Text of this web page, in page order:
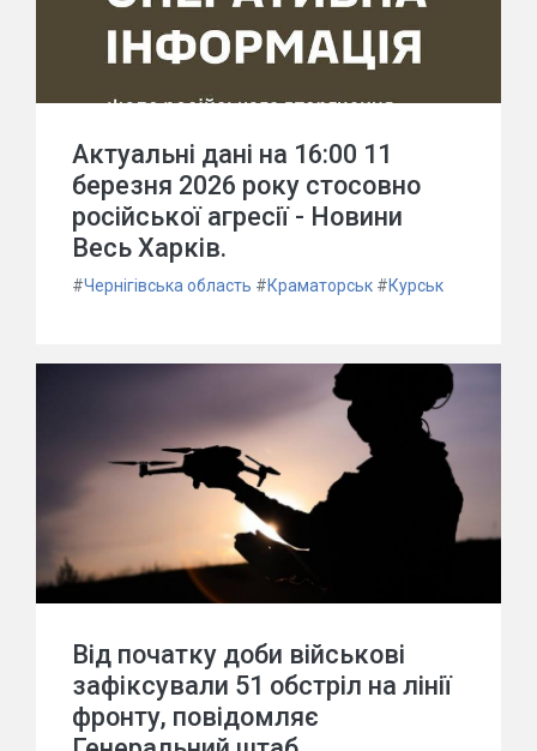
Актуальні дані на 16:00 11
березня 2026 року стосовно
російської агресії - Новини
Весь Харків.
#Чернігівська область #Краматорськ #Курськ
Від початку доби військові
зафіксували 51 обстріл на лінії
фронту, повідомляє